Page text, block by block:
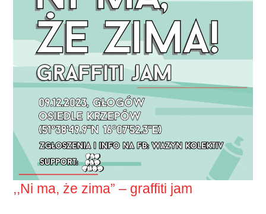
,,Ni ma, że zima” – graffiti jam